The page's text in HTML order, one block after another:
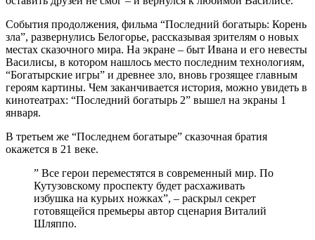
События продолжения, фильма “Последний богатырь: Корень
зла”, развернулись Белогорье, рассказывая зрителям о новых
местах сказочного мира. На экране – быт Ивана и его невесты
Василисы, в котором нашлось место последним технологиям,
“Богатырские игры” и древнее зло, вновь грозящее главным
героям картины. Чем заканчивается история, можно увидеть в
кинотеатрах: “Последний богатырь 2” вышел на экраны 1
января.
В третьем же “Последнем богатыре” сказочная братия
окажется в 21 веке.
” Все герои переместятся в современный мир. По
Кутузовскому проспекту будет расхаживать
избушка на курьих ножках”, – раскрыл секрет
готовящейся премьеры автор сценария Виталий
Шляппо.